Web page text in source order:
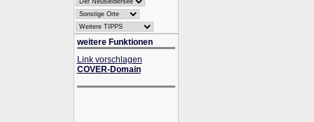
weitere Funktionen
Link vorschlagen
COVER-Domain